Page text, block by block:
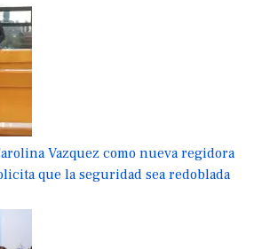
Vazquez como nueva regidora
que la seguridad sea redoblada